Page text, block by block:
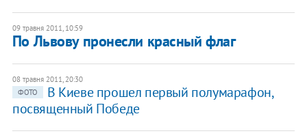
09 травня 2011, 10:59
По Львову пронесли красный флаг
08 травня 2011, 20:30
ФОТО
​В Киеве прошел первый полумарафон,
посвященный Победе